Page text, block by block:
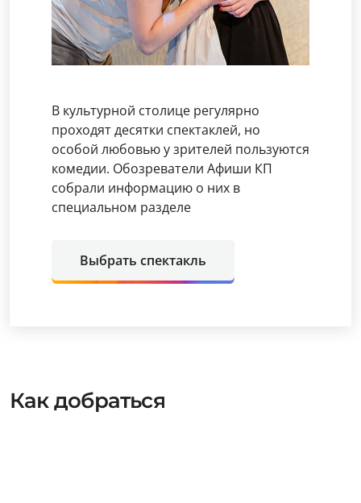
В культурной столице регулярно
проходят десятки спектаклей, но
особой любовью у зрителей пользуются
комедии. Обозреватели Афиши КП
собрали информацию о них в
специальном разделе
Выбрать спектакль
Как добраться